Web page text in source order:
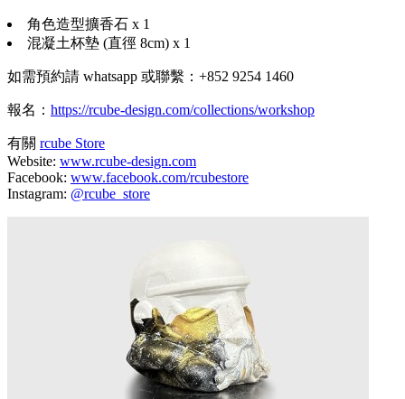
角色造型擴香石 x 1
混凝土杯墊 (直徑 8cm) x 1
如需預約請 whatsapp 或聯繫：+852 9254 1460
報名： https://rcube-design.com/collections/workshop
有關 rcube Store
Website: www.rcube-design.com
Facebook: www.facebook.com/rcubestore
Instagram: @rcube_store